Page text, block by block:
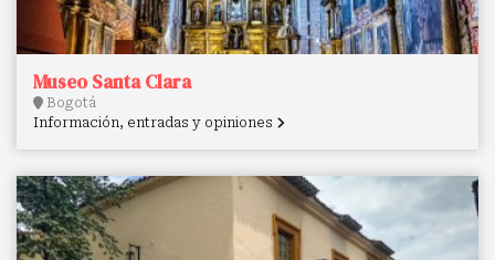
Museo Santa Clara
Bogotá
Información, entradas y opiniones